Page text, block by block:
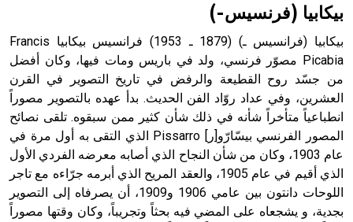
بيكابيا (فرنسيس-)
بيكابيا (فرانسيس ـ) (1879 ـ 1953) فرانسيس بيكابيا Francis
Picabia مصوّر فرنسي، ولد في باريس ومات فيها، وكان أفضل
من جسّد روح القطيعة والرفض في تاريخ التصوير في القرن
العشرين، وفي عداد روّاد الفن الحديث. بدأ عهده بالتصوير مصوراً
انطباعياً متأخراً شأنه في ذلك شأن كثير ممن سبقوه. تلقى نصائح
المصور الفرنسي بيسّارّو[ر] Pissarro الذي التقى به أول مرة في
عام 1903، وكان من شأن النجاح الذي أصابه معرضه الفردي الأول
الذي أقيم في عام 1905، والعقد المريح الذي أبرمه جرّاءه مع تاجر
اللوحات دانتون بين عامي 1906 و1909، أن يصرفاه إلى التصوير
بجدية، و يشجعاه على المضي فيه بحثاً وتجريباً، وكان وقتها مصوراً